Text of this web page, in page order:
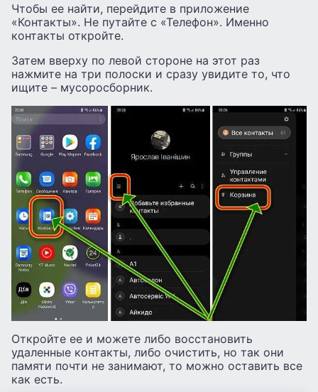
Чтобы ее найти, перейдите в приложение
«Контакты». Не путайте с «Телефон». Именно
контакты откройте.
Затем вверху по левой стороне на этот раз
нажмите на три полоски и сразу увидите то, что
ищите – мусоросборник.
Откройте ее и можете либо восстановить
удаленные контакты, либо очистить, но так они
памяти почти не занимают, то можно оставить все
как есть.